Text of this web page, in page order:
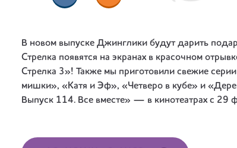
В новом выпуске Джинглики будут дарить
Стрелка появятся на экранах в красочном
Стрелка 3»! Также мы приготовили свежие
мишки», «Катя и Эф», «Четверо в кубе» и
Выпуск 114. Все вместе» — в кинотеатрах с 29